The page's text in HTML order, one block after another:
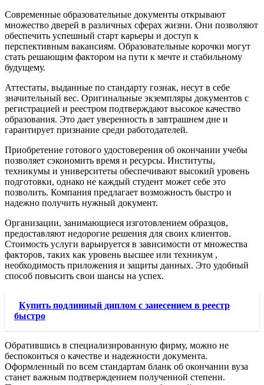
Современные образовательные документы открывают
множество дверей в различных сферах жизни. Они позволяют
обеспечить успешный старт карьеры и доступ к
перспективным вакансиям. Образовательные корочки могут
стать решающим фактором на пути к мечте и стабильному
будущему.
Аттестаты, выданные по стандарту гознак, несут в себе
значительный вес. Оригинальные экземпляры документов с
регистрацией и реестром подтверждают высокое качество
образования. Это дает уверенность в завтрашнем дне и
гарантирует признание среди работодателей.
Приобретение готового удостоверения об окончании учебы
позволяет сэкономить время и ресурсы. Институты,
техникумы и университеты обеспечивают высокий уровень
подготовки, однако не каждый студент может себе это
позволить. Компания предлагает возможность быстро и
надежно получить нужный документ.
Организации, занимающиеся изготовлением образцов,
предоставляют недорогие решения для своих клиентов.
Стоимость услуги варьируется в зависимости от множества
факторов, таких как уровень высшее или техникум ,
необходимость приложения и защиты данных. Это удобный
способ повысить свои шансы на успех.
Купить подлинный диплом с занесением в реестр
быстро
Обратившись в специализированную фирму, можно не
беспокоиться о качестве и надежности документа.
Оформленный по всем стандартам бланк об окончании вуза
станет важным подтверждением полученной степени.